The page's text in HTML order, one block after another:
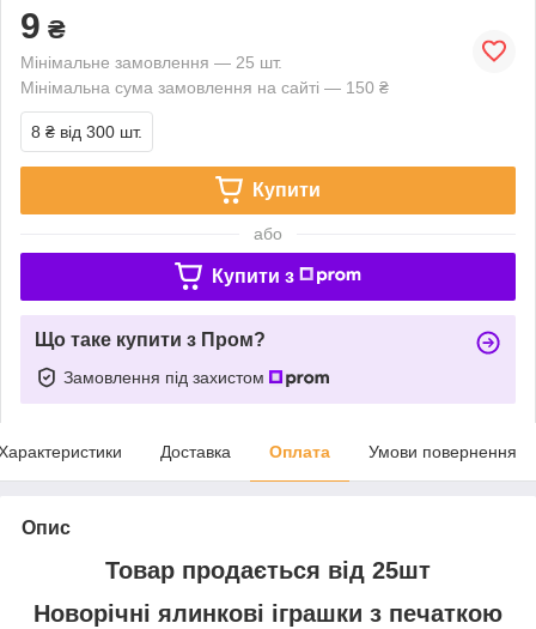
9 ₴
Мінімальне замовлення — 25 шт.
Мінімальна сума замовлення на сайті — 150 ₴
8 ₴ від 300 шт.
Купити
або
Купити з
Що таке купити з Пром?
Замовлення під захистом
Доставка Оплата Умови повернення
Опис
Товар продається від 25шт
Новорічні ялинкові іграшки з печаткою